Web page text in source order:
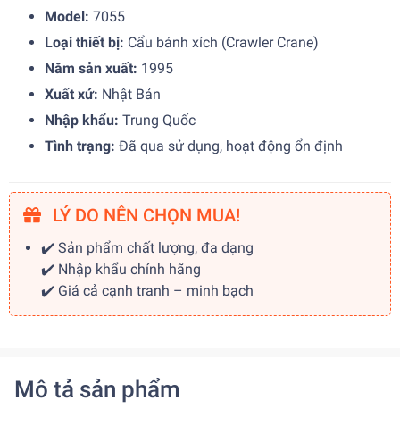
Model: 7055
Loại thiết bị: Cẩu bánh xích (Crawler Crane)
Năm sản xuất: 1995
Xuất xứ: Nhật Bản
Nhập khẩu: Trung Quốc
Tình trạng: Đã qua sử dụng, hoạt động ổn định
LÝ DO NÊN CHỌN MUA!
✔️ Sản phẩm chất lượng, đa dạng
✔️ Nhập khẩu chính hãng
✔️ Giá cả cạnh tranh – minh bạch
Mô tả sản phẩm